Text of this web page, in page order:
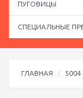
ПУГОВИЦЫ
СПЕЦИАЛЬНЫЕ
ГЛАВНАЯ